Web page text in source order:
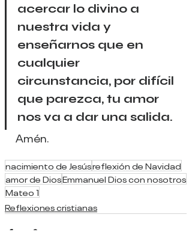
acercar lo divino a
nuestra vida y
enseñarnos que en
cualquier
circunstancia, por difícil
que parezca, tu amor
nos va a dar una salida.
Amén.
nacimiento de Jesúsreflexión de Navidad
amor de DiosEmmanuel Dios con nosotros
Mateo 1
Reflexiones cristianas